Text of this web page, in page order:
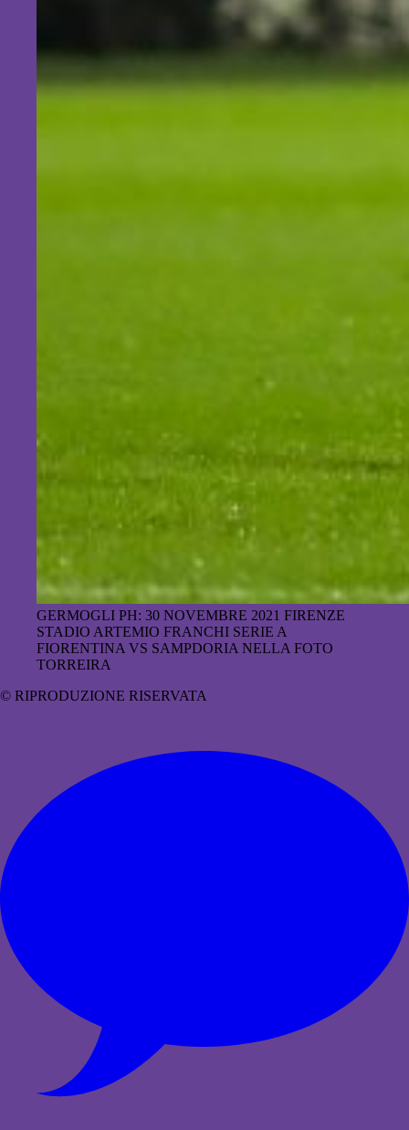
GERMOGLI PH: 30 NOVEMBRE 2021 FIRENZE
STADIO ARTEMIO FRANCHI SERIE A
FIORENTINA VS SAMPDORIA NELLA FOTO
TORREIRA
© RIPRODUZIONE RISERVATA